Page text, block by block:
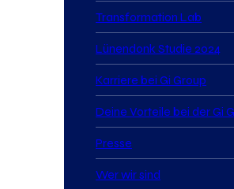
Transformation Lab
Lünendonk Studie 2024
Karriere bei Gi Group
Deine Vorteile bei der Gi
Presse
Wer wir sind